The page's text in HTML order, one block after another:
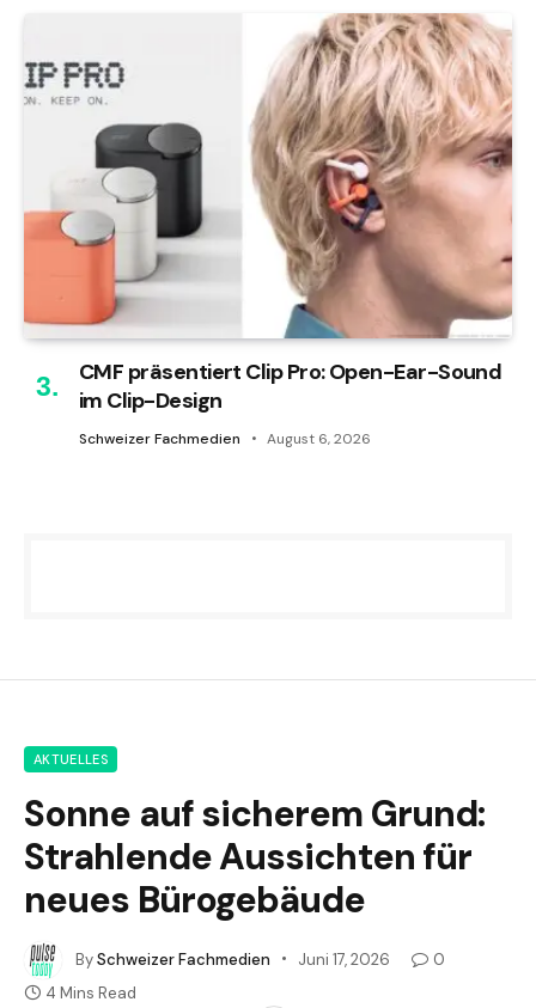
CMF präsentiert Clip Pro: Open-Ear-Sound
im Clip-Design
Schweizer Fachmedien August 6, 2026
AKTUELLES
Sonne auf sicherem Grund:
Strahlende Aussichten für
neues Bürogebäude
BySchweizer Fachmedien Juni 17, 2026
0
4 Mins Read